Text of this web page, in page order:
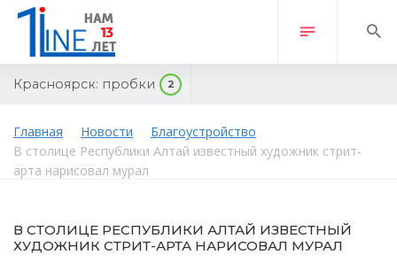
Красноярск: пробки 2
Главная Новости
Благоустройство
В столице Республики Алтай известный художник стрит-
арта нарисовал мурал
В СТОЛИЦЕ РЕСПУБЛИКИ АЛТАЙ ИЗВЕСТНЫЙ
ХУДОЖНИК СТРИТ-АРТА НАРИСОВАЛ МУРАЛ